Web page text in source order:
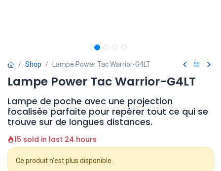
Shop Lampe Power Tac Warrior-G4LT
Lampe Power Tac Warrior-G4LT
Lampe de poche avec une projection
focalisée parfaite pour repérer tout ce qui se
trouve sur de longues distances.
15 sold in last 24 hours
Ce produit n'est plus disponible.